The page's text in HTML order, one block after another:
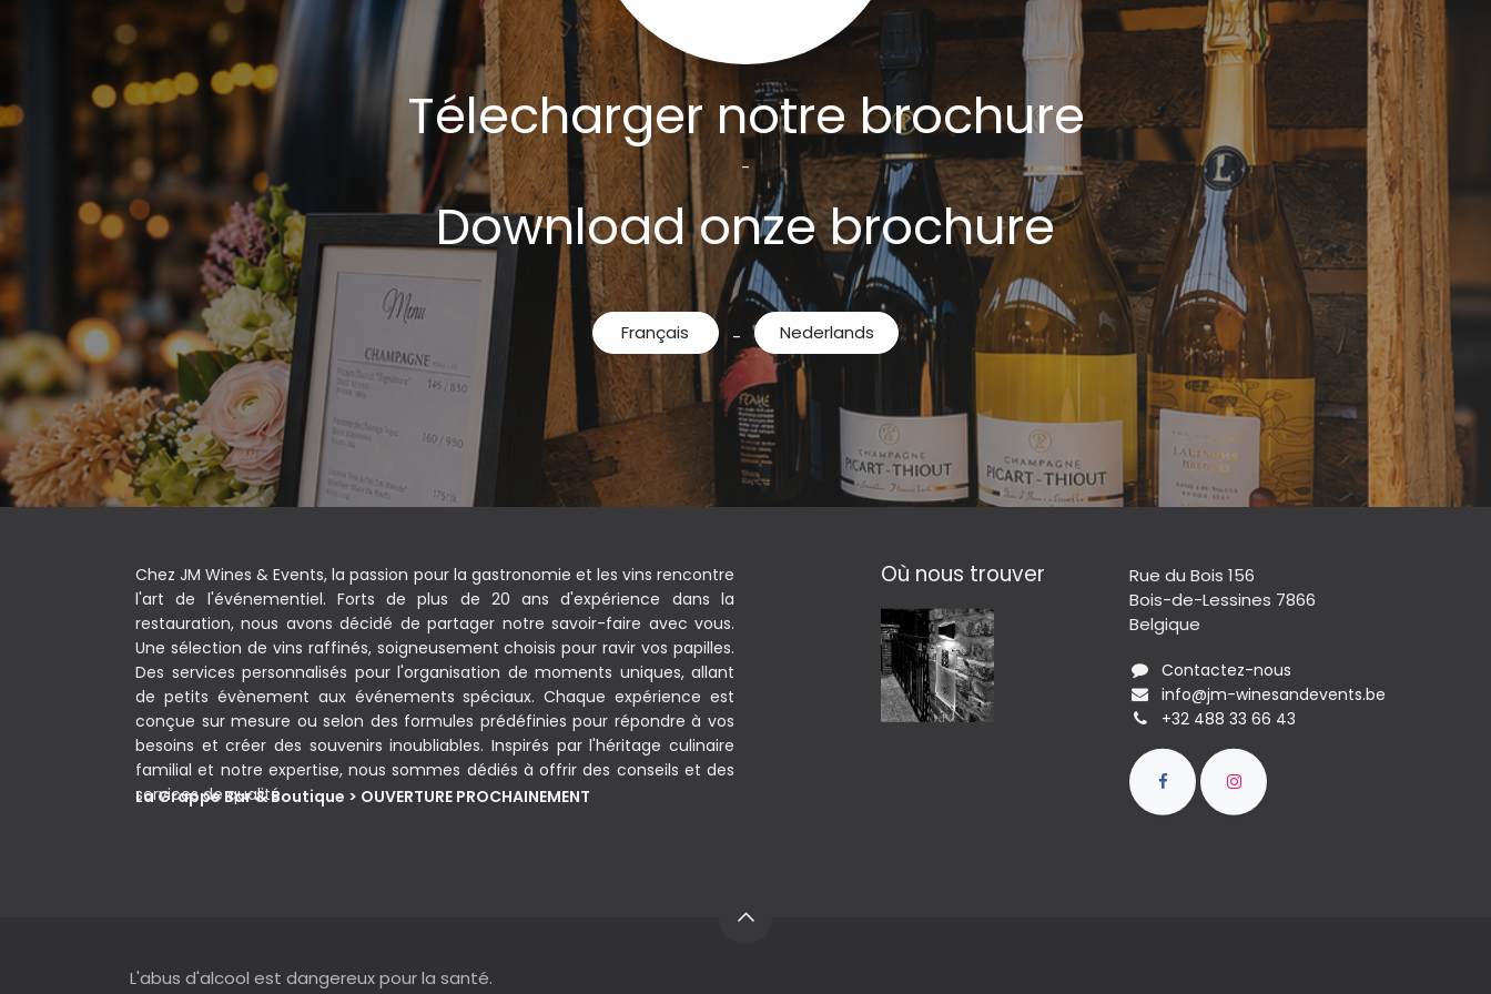
Télecharger notre brochure
-
Download onze brochure
Français - Nederlands
Rue du Bois 156
Bois-de-Lessines 7866
Belgique
Contactez-nous
info@jm-winesandevents.be
+32 488 33 66 43
Où nous trouver
Chez JM Wines & Events, la passion pour la gastronomie et les vins rencontre
l'art de l'événementiel. Forts de plus de 20 ans d'expérience dans la
restauration, nous avons décidé de partager notre savoir-faire avec vous.
Une sélection de vins raffinés, soigneusement choisis pour ravir vos papilles.
Des services personnalisés pour l'organisation de moments uniques, allant
de petits évènement aux événements spéciaux. Chaque expérience est
conçue sur mesure ou selon des formules prédéfinies pour répondre à vos
besoins et créer des souvenirs inoubliables. Inspirés par l'héritage culinaire
familial et notre expertise, nous sommes dédiés à offrir des conseils et des
services de qualité.
La Grappe Bar & Boutique > OUVERTURE PROCHAINEMENT
L'abus d'alcool est dangereux pour la santé.